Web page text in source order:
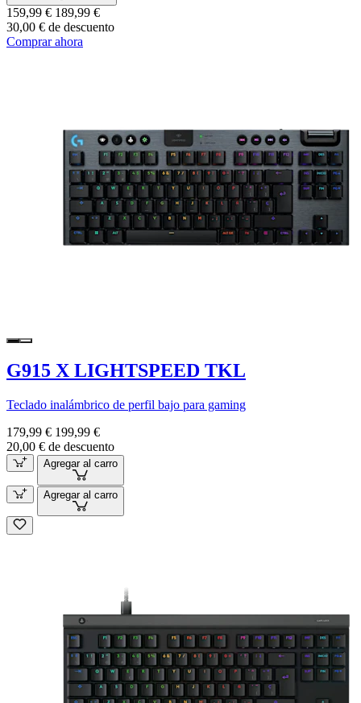
159,99 € 189,99 €
30,00 € de descuento
Comprar ahora
G915 X LIGHTSPEED TKL
Teclado inalámbrico de perfil bajo para gaming
179,99 € 199,99 €
20,00 € de descuento
Agregar al carro
Agregar al carro